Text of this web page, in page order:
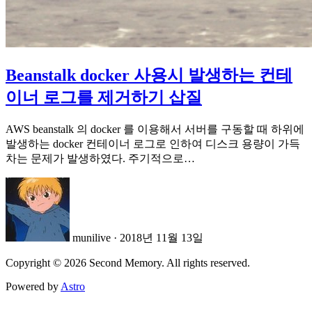
Beanstalk docker 사용시 발생하는 컨테
이너 로그를 제거하기 삽질
AWS beanstalk 의 docker 를 이용해서 서버를 구동할 때 하위에
발생하는 docker 컨테이너 로그로 인하여 디스크 용량이 가득
차는 문제가 발생하였다. 주기적으로…
munilive · 2018년 11월 13일
Copyright © 2026 Second Memory. All rights reserved.
Powered by Astro